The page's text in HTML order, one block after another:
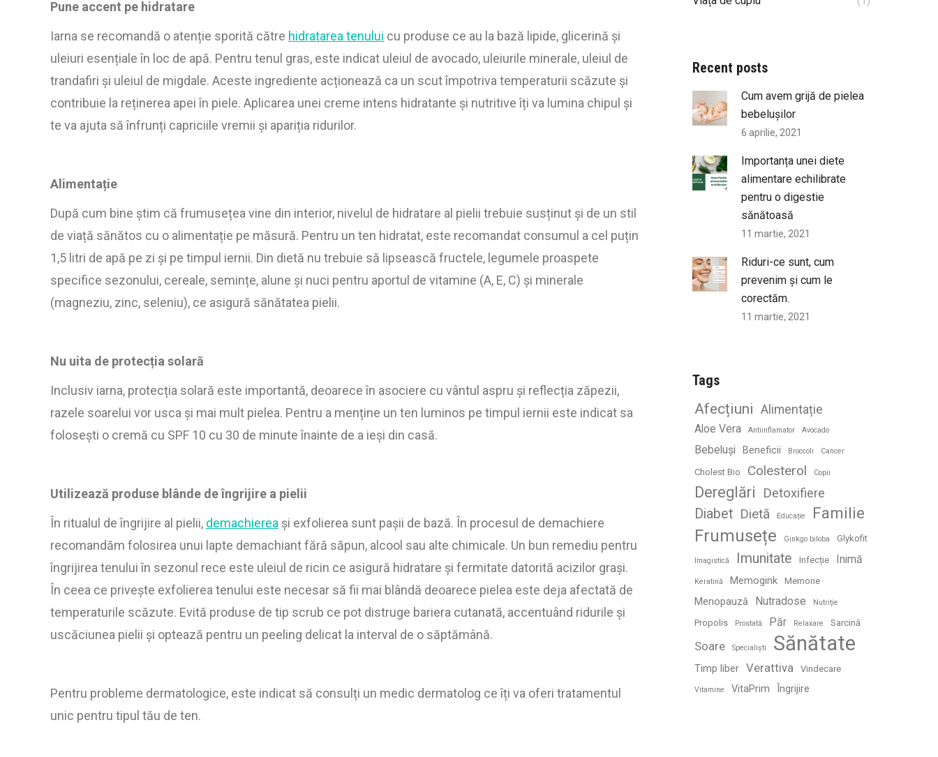
Pune accent pe hidratare
Iarna se recomandă o atenție sporită către hidratarea tenului cu produse ce au la bază lipide, glicerină și
uleiuri esențiale în loc de apă. Pentru tenul gras, este indicat uleiul de avocado, uleiurile minerale, uleiul de
trandafiri și uleiul de migdale. Aceste ingrediente acționează ca un scut împotriva temperaturii scăzute și
contribuie la reținerea apei în piele. Aplicarea unei creme intens hidratante și nutritive îți va lumina chipul și
te va ajuta să înfrunți capriciile vremii și apariția ridurilor.
Alimentație
După cum bine știm că frumusețea vine din interior, nivelul de hidratare al pielii trebuie susținut și de un stil
de viață sănătos cu o alimentație pe măsură. Pentru un ten hidratat, este recomandat consumul a cel puțin
1,5 litri de apă pe zi și pe timpul iernii. Din dietă nu trebuie să lipsească fructele, legumele proaspete
specifice sezonului, cereale, semințe, alune și nuci pentru aportul de vitamine (A, E, C) și minerale
(magneziu, zinc, seleniu), ce asigură sănătatea pielii.
Nu uita de protecția solară
Inclusiv iarna, protecția solară este importantă, deoarece în asociere cu vântul aspru și reflecția zăpezii,
razele soarelui vor usca și mai mult pielea. Pentru a menține un ten luminos pe timpul iernii este indicat sa
folosești o cremă cu SPF 10 cu 30 de minute înainte de a ieși din casă.
Utilizează produse blânde de îngrijire a pielii
În ritualul de îngrijire al pielii, demachierea și exfolierea sunt pașii de bază. În procesul de demachiere
recomandăm folosirea unui lapte demachiant fără săpun, alcool sau alte chimicale. Un bun remediu pentru
îngrijirea tenului în sezonul rece este uleiul de ricin ce asigură hidratare și fermitate datorită acizilor grași.
În ceea ce privește exfolierea tenului este necesar să fii mai blândă deoarece pielea este deja afectată de
temperaturile scăzute. Evită produse de tip scrub ce pot distruge bariera cutanată, accentuând ridurile și
uscăciunea pielii și optează pentru un peeling delicat la interval de o săptămână.
Pentru probleme dermatologice, este indicat să consulți un medic dermatolog ce îți va oferi tratamentul
unic pentru tipul tău de ten.
Recent posts
Cum avem grijă de pielea
bebelușilor
6 aprilie, 2021
Importanța unei diete
alimentare echilibrate
pentru o digestie
sănătoasă
11 martie, 2021
Riduri-ce sunt, cum
prevenim și cum le
corectăm.
11 martie, 2021
Tags
Afecțiuni Alimentație
Aloe Vera Antiinflamator Avocado
Bebeluși Beneficii Broccoli Cancer
Cholest Bio Colesterol Copii
Dereglări Detoxifiere
Diabet Dietă Educație Familie
Frumusețe Ginkgo biloba Glykofit
Imagistică Imunitate Infecție Inimă
Keratină Memogink Memorie
Menopauză Nutradose Nutriție
Propolis Prostată Păr Relaxare Sarcină
Soare Specialiști Sănătate
Timp liber Verattiva Vindecare
Vitamine VitaPrim Îngrijire